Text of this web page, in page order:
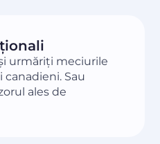
urmăriți meciurile
Sau
ales de